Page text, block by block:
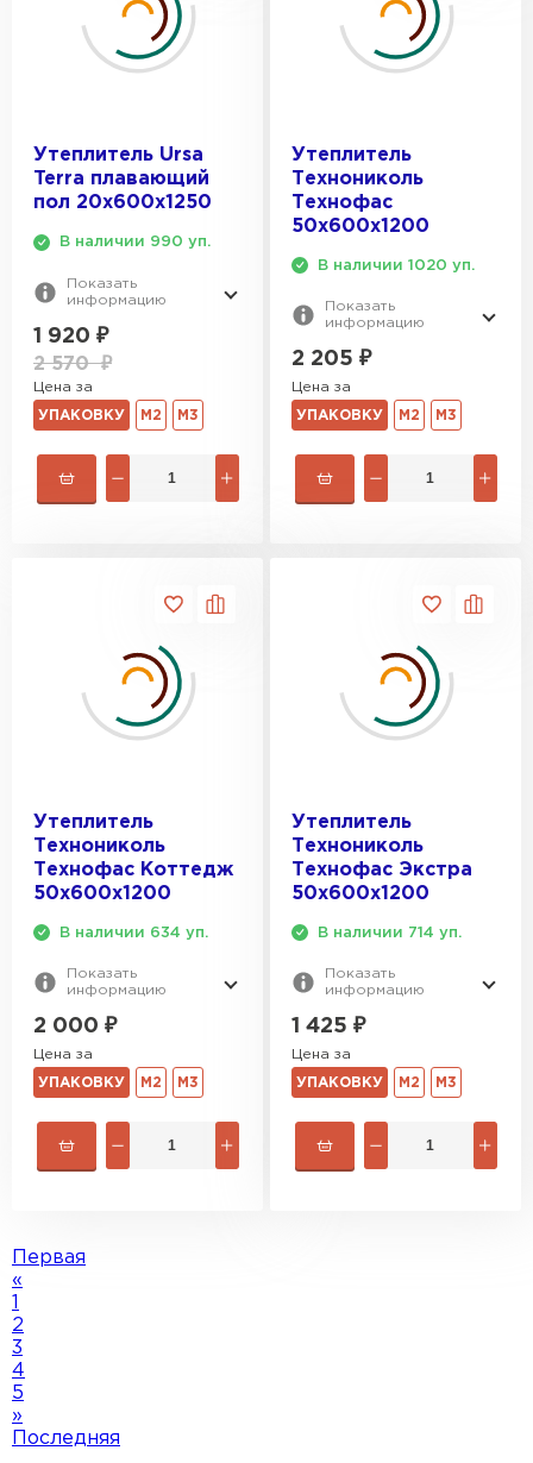
Утеплитель Ursa
Terra плавающий
пол 20х600х1250
В наличии 990 уп.
Показать
информацию
1 920 ₽
2 570₽
Цена за
УПАКОВКУ М2 М3
Утеплитель
Технониколь
Технофас
50х600х1200
В наличии 1020 уп.
Показать
информацию
2 205 ₽
Цена за
УПАКОВКУ М2 М3
Утеплитель
Технониколь
Технофас Коттедж
50х600х1200
В наличии 634 уп.
Показать
информацию
2 000 ₽
Цена за
УПАКОВКУ М2 М3
Утеплитель
Технониколь
Технофас Экстра
50х600х1200
В наличии 714 уп.
Показать
информацию
1 425 ₽
Цена за
УПАКОВКУ М2 М3
Первая
«
2
3
4
5
»
Последняя